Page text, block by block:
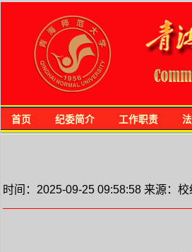
首页 纪委简介 工作职责
时间：2025-09-25 09:58:58 来源：校